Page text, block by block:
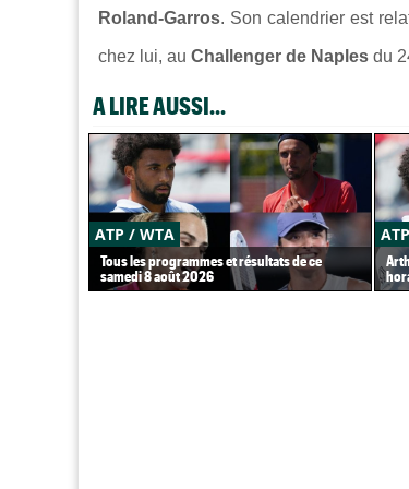
Roland-Garros. Son calendrier est
chez lui, au Challenger de Naples du
A LIRE AUSSI...
ATP / WTA
Tous les programmes et résultats de ce
samedi 8 août 2026